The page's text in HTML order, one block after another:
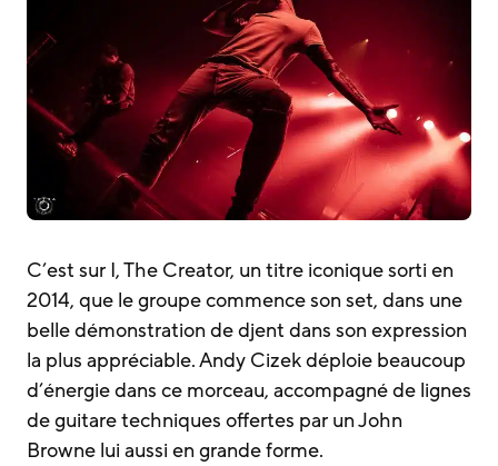
C’est sur I, The Creator, un titre iconique sorti en
2014, que le groupe commence son set, dans une
belle démonstration de djent dans son expression
la plus appréciable. Andy Cizek déploie beaucoup
d’énergie dans ce morceau, accompagné de lignes
de guitare techniques offertes par un John
Browne lui aussi en grande forme.